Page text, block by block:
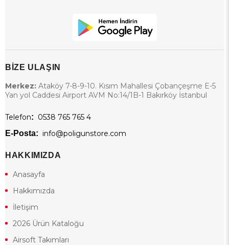
BİZE ULAŞIN
Merkez: Ataköy 7-8-9-10. Kısım Mahallesi Çobançeşme E-5
Yan yol Caddesi Airport AVM No:14/1B-1 Bakırköy İstanbul
Telefon: 0538 765 765 4
E-Posta: info@poligunstore.com
HAKKIMIZDA
Anasayfa
Hakkımızda
İletişim
2026 Ürün Kataloğu
Airsoft Takımları